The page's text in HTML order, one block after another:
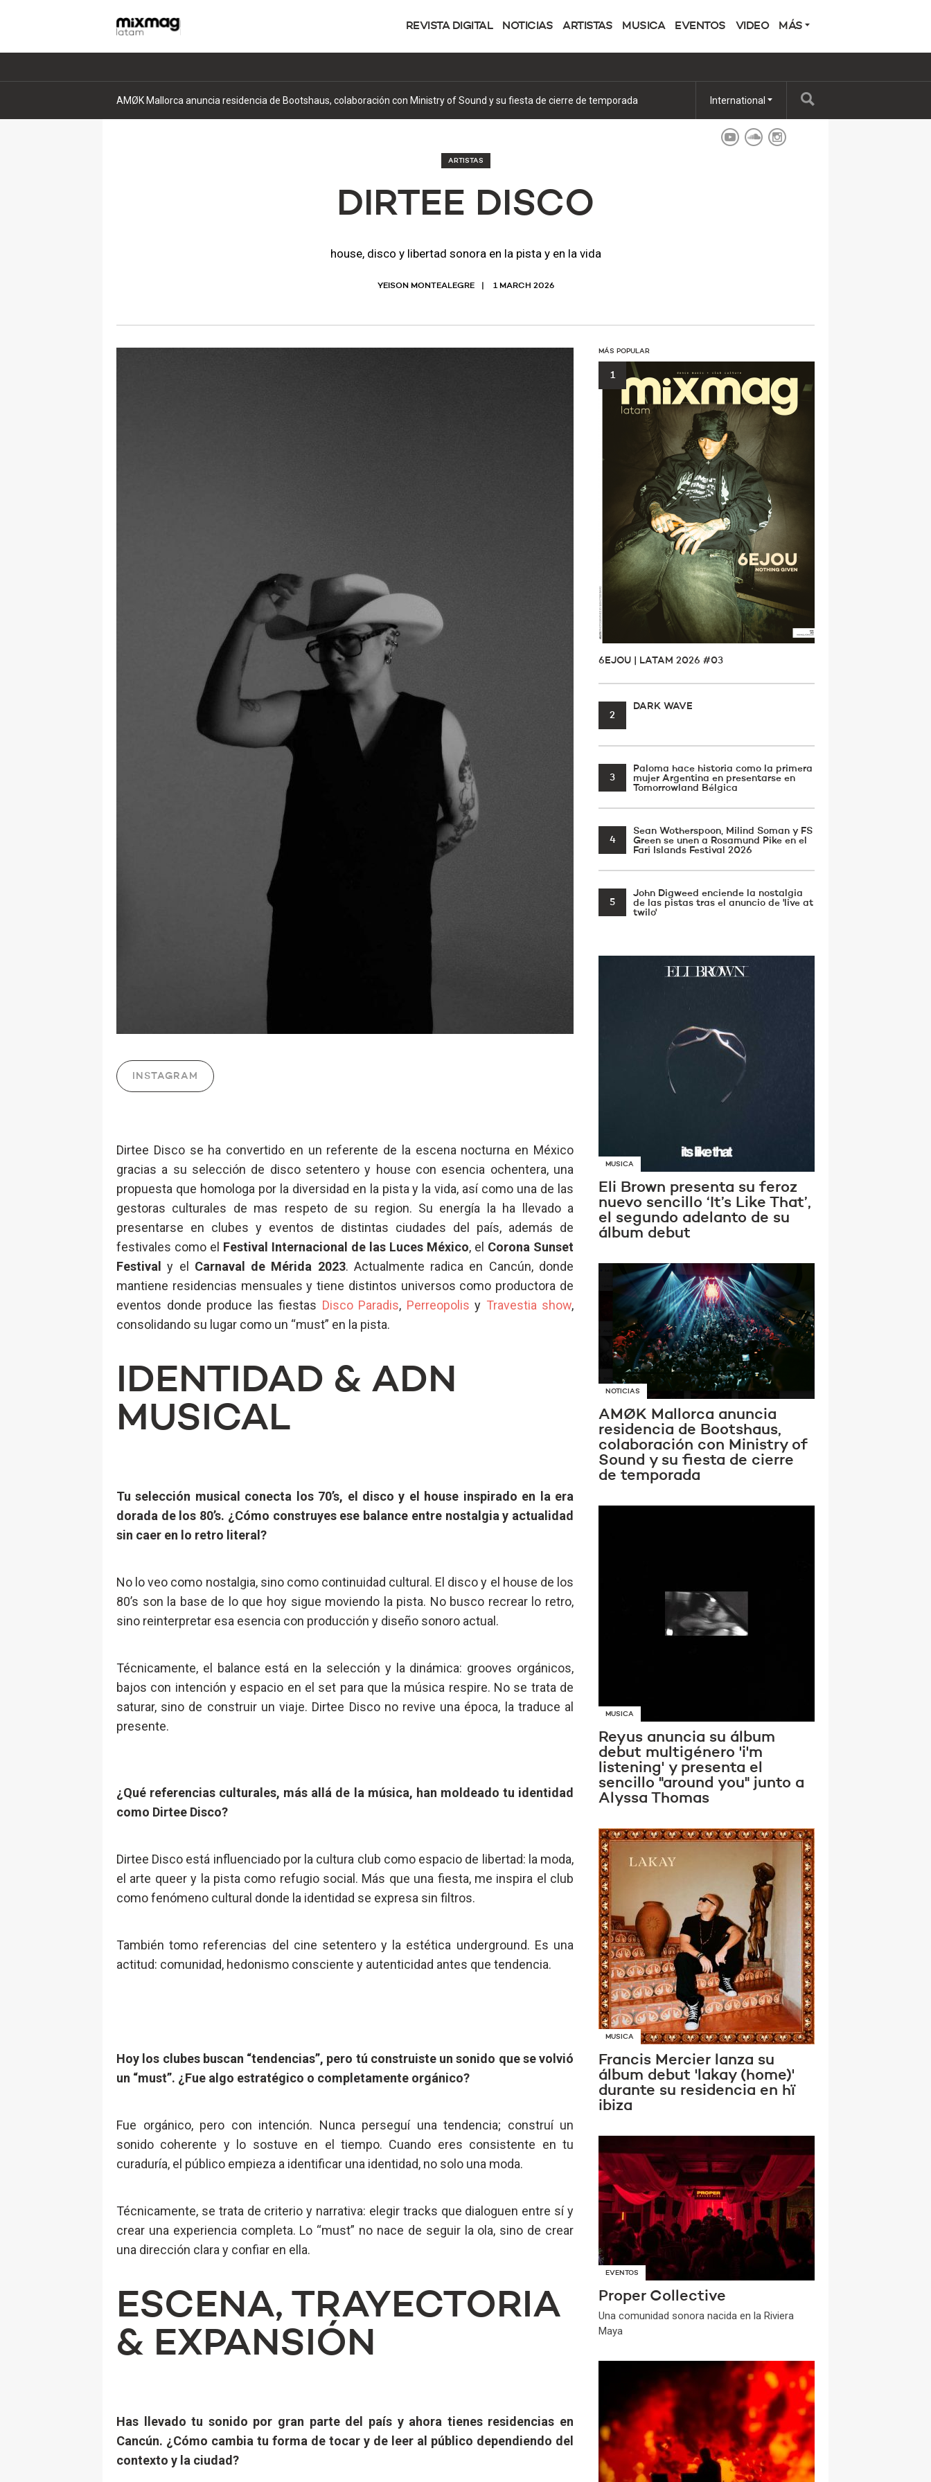
REVISTA DIGITAL NOTICIAS ARTISTAS MUSICA EVENTOS VIDEO MÁS
AMØK Mallorca anuncia residencia de Bootshaus, colaboración con Ministry of Sound y su fiesta de cierre de temporada International
ARTISTAS
DIRTEE DISCO
house, disco y libertad sonora en la pista y en la vida
YEISON MONTEALEGRE 1 MARCH 2026
INSTAGRAM
Dirtee Disco se ha convertido en un referente de la escena nocturna en México
gracias a su selección de disco setentero y house con esencia ochentera, una
propuesta que homologa por la diversidad en la pista y la vida, así como una de las
gestoras culturales de mas respeto de su region. Su energía la ha llevado a
presentarse en clubes y eventos de distintas ciudades del país, además de
festivales como el Festival Internacional de las Luces México, el Corona Sunset
Festival
y el Carnaval de Mérida 2023. Actualmente radica en Cancún, donde
mantiene residencias mensuales y tiene distintos universos como productora de
eventos donde produce las fiestas Disco Paradis, Perreopolis y Travestia show,
consolidando su lugar como un “must” en la pista.
IDENTIDAD & ADN
MUSICAL
Tu selección musical conecta los 70’s, el disco y el house inspirado en la era
dorada de los 80’s. ¿Cómo construyes ese balance entre nostalgia y actualidad
sin caer en lo retro literal?
No lo veo como nostalgia, sino como continuidad cultural. El disco y el house de los
80’s son la base de lo que hoy sigue moviendo la pista. No busco recrear lo retro,
sino reinterpretar esa esencia con producción y diseño sonoro actual.
Técnicamente, el balance está en la selección y la dinámica: grooves orgánicos,
bajos con intención y espacio en el set para que la música respire. No se trata de
saturar, sino de construir un viaje. Dirtee Disco no revive una época, la traduce al
presente.
¿Qué referencias culturales, más allá de la música, han moldeado tu identidad
como Dirtee Disco?
Dirtee Disco está influenciado por la cultura club como espacio de libertad: la moda,
el arte queer y la pista como refugio social. Más que una fiesta, me inspira el club
como fenómeno cultural donde la identidad se expresa sin filtros.
También tomo referencias del cine setentero y la estética underground. Es una
actitud: comunidad, hedonismo consciente y autenticidad antes que tendencia.
Hoy los clubes buscan “tendencias”, pero tú construiste un sonido que se volvió
un “must”. ¿Fue algo estratégico o completamente orgánico?
Fue orgánico, pero con intención. Nunca perseguí una tendencia; construí un
sonido coherente y lo sostuve en el tiempo. Cuando eres consistente en tu
curaduría, el público empieza a identificar una identidad, no solo una moda.
Técnicamente, se trata de criterio y narrativa: elegir tracks que dialoguen entre sí y
crear una experiencia completa. Lo “must” no nace de seguir la ola, sino de crear
una dirección clara y confiar en ella.
ESCENA, TRAYECTORIA
& EXPANSIÓN
Has llevado tu sonido por gran parte del país y ahora tienes residencias en
Cancún. ¿Cómo cambia tu forma de tocar y de leer al público dependiendo del
contexto y la ciudad?
MÁS POPULAR
1
6EJOU | LATAM 2026 #03
2
DARK WAVE
3
Paloma hace historia como la primera
mujer Argentina en presentarse en
Tomorrowland Bélgica
4
Sean Wotherspoon, Milind Soman y FS
Green se unen a Rosamund Pike en el
Fari Islands Festival 2026
5
John Digweed enciende la nostalgia
de las pistas tras el anuncio de 'live at
twilo'
MUSICA
Eli Brown presenta su feroz
nuevo sencillo ‘It’s Like That’,
el segundo adelanto de su
álbum debut
NOTICIAS
AMØK Mallorca anuncia
residencia de Bootshaus,
colaboración con Ministry of
Sound y su fiesta de cierre
de temporada
MUSICA
Reyus anuncia su álbum
debut multigénero 'i'm
listening' y presenta el
sencillo "around you" junto a
Alyssa Thomas
MUSICA
Francis Mercier lanza su
álbum debut 'lakay (home)'
durante su residencia en hï
ibiza
EVENTOS
Proper Collective
Una comunidad sonora nacida en la Riviera
Maya